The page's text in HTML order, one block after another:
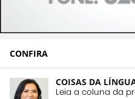
CONFIRA
COISAS DA
Leia a coluna da